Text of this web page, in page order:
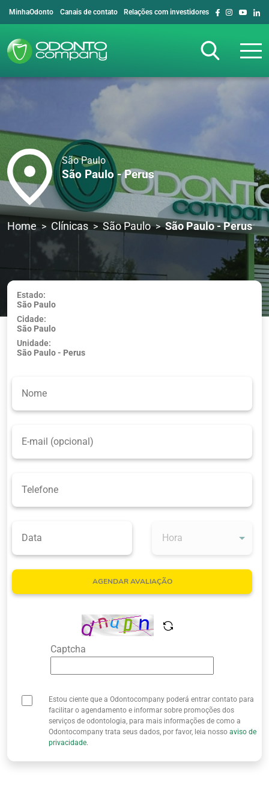
MinhaOdonto Canais de contato Relações com investidores
Quem Somos
São Paulo
São Paulo - Perus
Home Clínicas São Paulo São Paulo - Perus
Usar minha
localização
Estado:
São Paulo
Cidade:
São Paulo
Unidade:
São Paulo - Perus
AGENDAR AVALIAÇÃO
Captcha
Estou ciente que a Odontocompany poderá entrar contato para
facilitar o agendamento e informar sobre promoções dos
serviços de odontologia, para mais informações de como a
Odontocompany trata seus dados, por favor, leia nossoaviso de
privacidade.